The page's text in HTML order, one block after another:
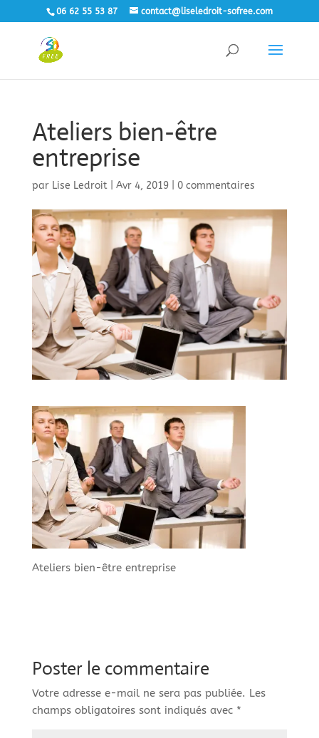
06 62 55 53 87 contact@liseledroit-sofree.com
Ateliers bien-être
entreprise
par Lise Ledroit| Avr 4, 2019| 0 commentaires
Ateliers bien-être entreprise
Poster le commentaire
Votre adresse e-mail ne sera pas publiée. Les
champs obligatoires sont indiqués avec *